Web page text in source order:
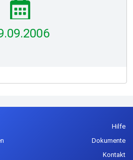
Hilfe
Dokumente
Kontakt